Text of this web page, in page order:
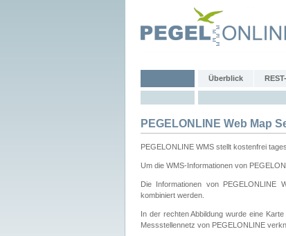
Überblick
PEGELONLINE Web Map
PEGELONLINE WMS stellt kostenfrei
Um die WMS-Informationen von
Die Informationen von PEGELONLINE
kombiniert werden.
In der rechten Abbildung wurde eine
Messstellennetz von PEGELONLINE